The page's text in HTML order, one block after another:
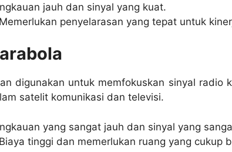
jauh dan sinyal yang kuat.
penyelarasan yang tepat untuk
digunakan untuk memfokuskan sinyal radio
satelit komunikasi dan televisi.
yang sangat jauh dan sinyal yang
tinggi dan memerlukan ruang yang cukup